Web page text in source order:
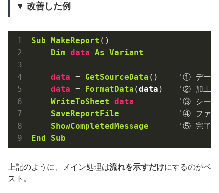
▼ 改善した例
Sub MakeReport ()
Dim data As Variant
data = GetSourceData ()    '① データ
data = FormatData (data )   '② 加工
WriteToSheet data
'③ シート
SaveReportFile
'④ ファイ
ShowCompletedMessage
End
Sub
上記のように、メイン処理は流れを示すだけにするのがベ
スト。